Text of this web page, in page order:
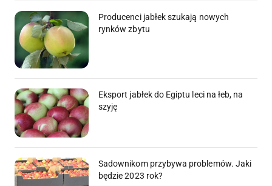
Producenci jabłek szukają nowych
rynków zbytu
Eksport jabłek do Egiptu leci na łeb, na
szyję
Sadownikom przybywa problemów. Jaki
będzie 2023 rok?